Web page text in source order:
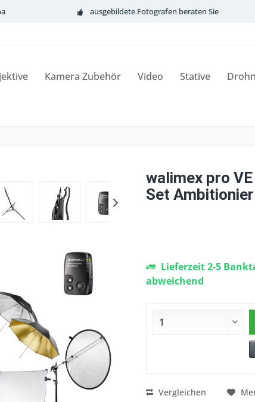
ausgebildete Fotografen beraten Sie
Kamera Zubehör Video Stative
walimex pro
Set
Lieferzeit 2-5
abweichend
Vergleichen